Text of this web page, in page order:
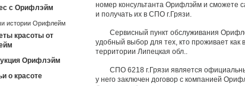
с Орифлэйм
истории Орифлейм
красоты от
Орифлэйм
о красоте
номер консультанта Орифлэйм и сможете
и получать их в СПО г.Грязи.
Сервисный пункт обслуживания
удобный выбор для тех, кто проживает как
территории Липецкая обл..
СПО 6218 г.Грязи является
у него заключен договор с компанией